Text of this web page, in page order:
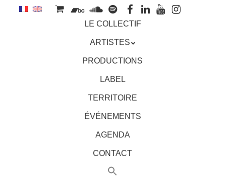
LE COLLECTIF
ARTISTES
PRODUCTIONS
LABEL
TERRITOIRE
ÉVÉNEMENTS
AGENDA
CONTACT